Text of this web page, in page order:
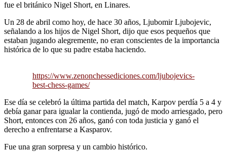
fue el británico Nigel Short, en Linares.
Un 28 de abril como hoy, de hace 30 años, Ljubomir Ljubojevic,
señalando a los hijos de Nigel Short, dijo que esos pequeños que
estaban jugando alegremente, no eran conscientes de la importancia
histórica de lo que su padre estaba haciendo.
https://www.zenonchessediciones.com/ljubojevics-
best-chess-games/
Ese día se celebró la última partida del match, Karpov perdía 5 a 4 y
debía ganar para igualar la contienda, jugó de modo arriesgado, pero
Short, entonces con 26 años, ganó con toda justicia y ganó el
derecho a enfrentarse a Kasparov.
Fue una gran sorpresa y un cambio histórico.